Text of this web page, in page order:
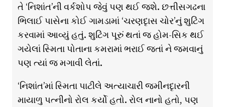
તે ‘નિશાંત’ની વર્કશોપ જેવું પણ થઈ જશે. છત્તીસગઢના
ભિલાઈ પાસેના કોઈ ગામડામાં ‘ચરણદૃાસ ચોર’નું શુટિંગ
કરવામાં આવ્યું હતું. શુટિંગ પૂરું થતાં જ હોમ-સિક થઈ
ગયેલાં સ્મિતા પોતાના કમરામાં ભરાઈ જતાં ને જમવાનું
પણ ત્યાં જ મગાવી લેતાં.
‘નિશાંત’માં સ્મિતા પાટીલે અત્યાચારી જમીનદૃારની
માયાળુ પત્નીનો રોલ કર્યો હતો. રોલ નાનો હતો, પણ